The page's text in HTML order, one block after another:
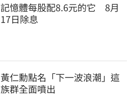
記憶體每股配8.6元的它　8月
17日除息
黃仁勳點名「下一波浪潮」這
族群全面噴出